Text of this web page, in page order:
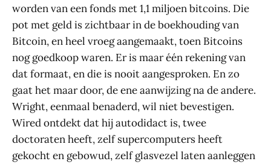
worden van een fonds met 1,1 miljoen bitcoins. Die
pot met geld is zichtbaar in de boekhouding van
Bitcoin, en heel vroeg aangemaakt, toen Bitcoins
nog goedkoop waren. Er is maar één rekening van
dat formaat, en die is nooit aangesproken. En zo
gaat het maar door, de ene aanwijzing na de andere.
Wright, eenmaal benaderd, wil niet bevestigen.
Wired ontdekt dat hij autodidact is, twee
doctoraten heeft, zelf supercomputers heeft
gekocht en gebowud, zelf glasvezel laten aanleggen